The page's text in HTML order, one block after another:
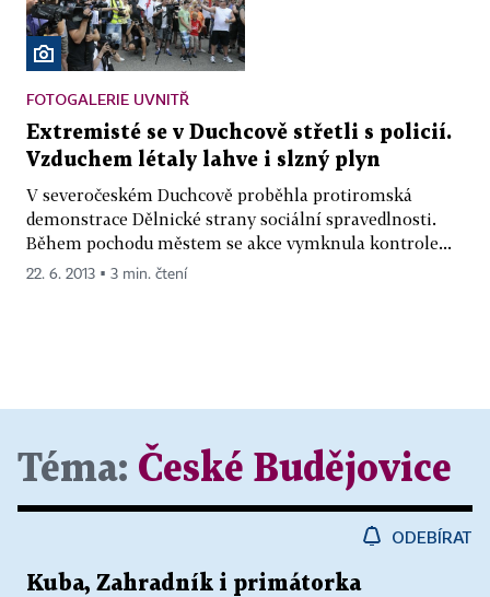
FOTOGALERIE UVNITŘ
Extremisté se v Duchcově střetli s policií.
Vzduchem létaly lahve i slzný plyn
V severočeském Duchcově proběhla protiromská
demonstrace Dělnické strany sociální spravedlnosti.
Během pochodu městem se akce vymknula kontrole...
22. 6. 2013 ▪ 3 min. čtení
Téma: České Budějovice
ODEBÍRAT
Kuba, Zahradník i primátorka